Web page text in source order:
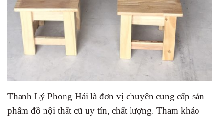
Thanh Lý Phong Hải là đơn vị chuyên cung cấp sản
phẩm đồ nội thất cũ uy tín, chất lượng. Tham khảo